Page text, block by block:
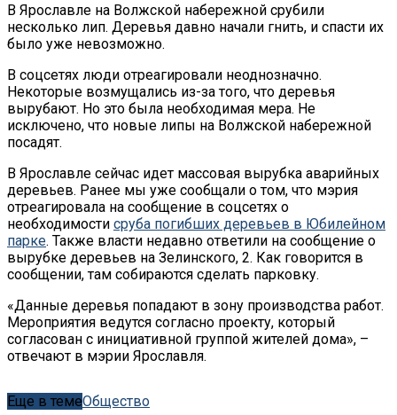
В Ярославле на Волжской набережной срубили
несколько лип. Деревья давно начали гнить, и спасти их
было уже невозможно.
В соцсетях люди отреагировали неоднозначно.
Некоторые возмущались из-за того, что деревья
вырубают. Но это была необходимая мера. Не
исключено, что новые липы на Волжской набережной
посадят.
В Ярославле сейчас идет массовая вырубка аварийных
деревьев. Ранее мы уже сообщали о том, что мэрия
отреагировала на сообщение в соцсетях о
необходимости сруба погибших деревьев в Юбилейном
парке. Также власти недавно ответили на сообщение о
вырубке деревьев на Зелинского, 2. Как говорится в
сообщении, там собираются сделать парковку.
«Данные деревья попадают в зону производства работ.
Мероприятия ведутся согласно проекту, который
согласован с инициативной группой жителей дома», –
отвечают в мэрии Ярославля.
Еще в темеОбществo